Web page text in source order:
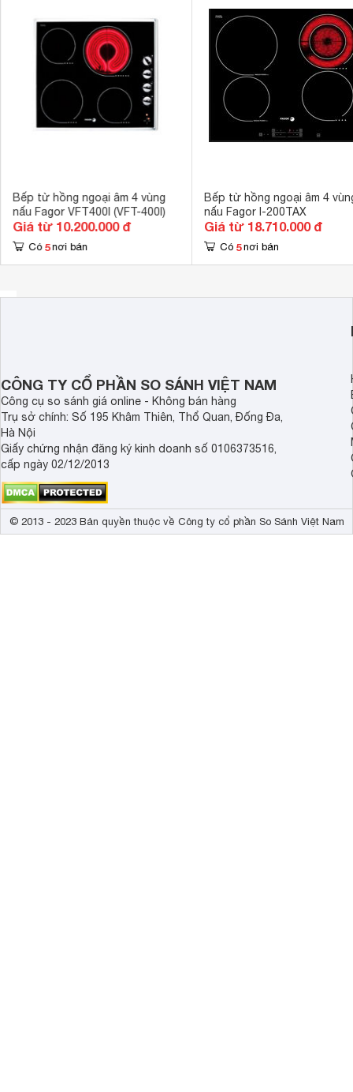
Kích thước 577 x 507 mm
Kích thước lắp âm 560 x 490 mm
Bếp từ hồng ngoại âm 4 vùng
nấu Fagor VFT400I (VFT-400I)
Giá từ 10.200.000 đ
Có 5 nơi bán
Bếp từ hồng ngoại âm 4
nấu Fagor I-200TAX
Giá từ 18.710.000 đ
Có 5 nơi bán
CÔNG TY CỔ PHẦN SO SÁNH VIỆT NAM
Công cụ so sánh giá online - Không bán hàng
Trụ sở chính: Số 195 Khâm Thiên, Thổ Quan, Đống Đa,
Hà Nội
Giấy chứng nhận đăng ký kinh doanh số 0106373516,
cấp ngày 02/12/2013
© 2013 - 2023 Bản quyền thuộc về Công ty cổ phần So Sánh Việt Nam